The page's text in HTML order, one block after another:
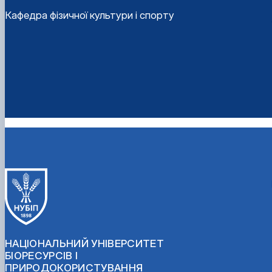
Кафедра фізичної культури і спорту
НАЦІОНАЛЬНИЙ УНІВЕРСИТЕТ
БІОРЕСУРСІВ І
ПРИРОДОКОРИСТУВАННЯ